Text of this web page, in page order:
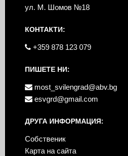
ул. М. Шомов №18
КОНТАКТИ:
+359 878 123 079
ПИШЕТЕ НИ:
most_svilengrad@abv.bg
esvgrd@gmail.com
ДРУГА ИНФОРМАЦИЯ:
Собственик
Карта на сайта